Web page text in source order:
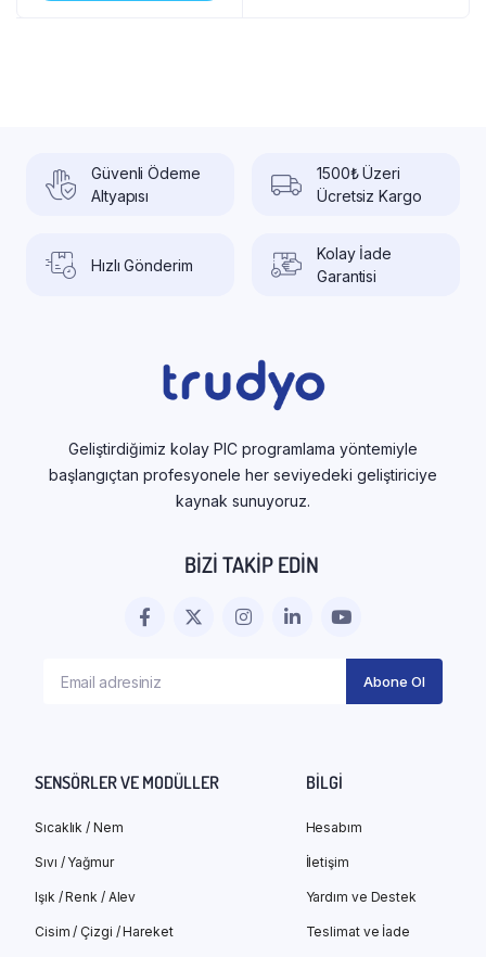
Güvenli Ödeme
Altyapısı
1500₺ Üzeri
Ücretsiz Kargo
Hızlı Gönderim
Kolay İade
Garantisi
Geliştirdiğimiz kolay PIC programlama yöntemiyle
başlangıçtan profesyonele her seviyedeki geliştiriciye
kaynak sunuyoruz.
BIZI TAKIP EDIN
SENSÖRLER VE MODÜLLER
Sıcaklık / Nem
Sıvı / Yağmur
Işık / Renk / Alev
Cisim / Çizgi / Hareket
BILGI
Hesabım
İletişim
Yardım ve Destek
Teslimat ve İade